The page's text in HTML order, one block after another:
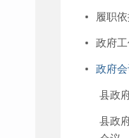
履职
政府
政府
县政
县政